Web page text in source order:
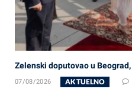
Zelenski doputovao u
07/08/2026 AKTUELNO